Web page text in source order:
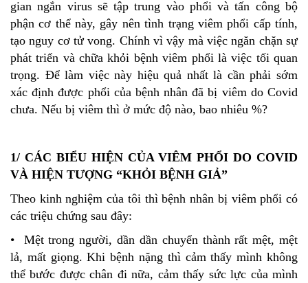
gian ngắn virus sẽ tập trung vào phổi và tấn công bộ
phận cơ thể này, gây nên tình trạng viêm phổi cấp tính,
tạo nguy cơ tử vong. Chính vì vậy mà việc ngăn chặn sự
phát triển và chữa khỏi bệnh viêm phổi là việc tối quan
trọng. Để làm việc này hiệu quả nhất là cần phải sớm
xác định được phổi của bệnh nhân đã bị viêm do Covid
chưa. Nếu bị viêm thì ở mức độ nào, bao nhiêu %?
1/ CÁC BIỂU HIỆN CỦA VIÊM PHỔI DO COVID
VÀ HIỆN TƯỢNG “KHỎI BỆNH GIẢ”
Theo kinh nghiệm của tôi thì bệnh nhân bị viêm phổi có
các triệu chứng sau đây:
• Mệt trong người, dần dần chuyển thành rất mệt, mệt
lả, mất giọng. Khi bệnh nặng thì cảm thấy mình không
thể bước được chân đi nữa, cảm thấy sức lực của mình